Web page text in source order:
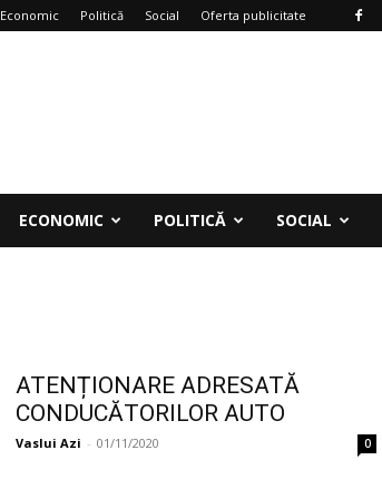
Economic Politică Social Oferta publicitate
ECONOMIC POLITICĂ SOCIAL
ATENȚIONARE ADRESATĂ
CONDUCĂTORILOR AUTO
Vaslui Azi - 01/11/2020 0